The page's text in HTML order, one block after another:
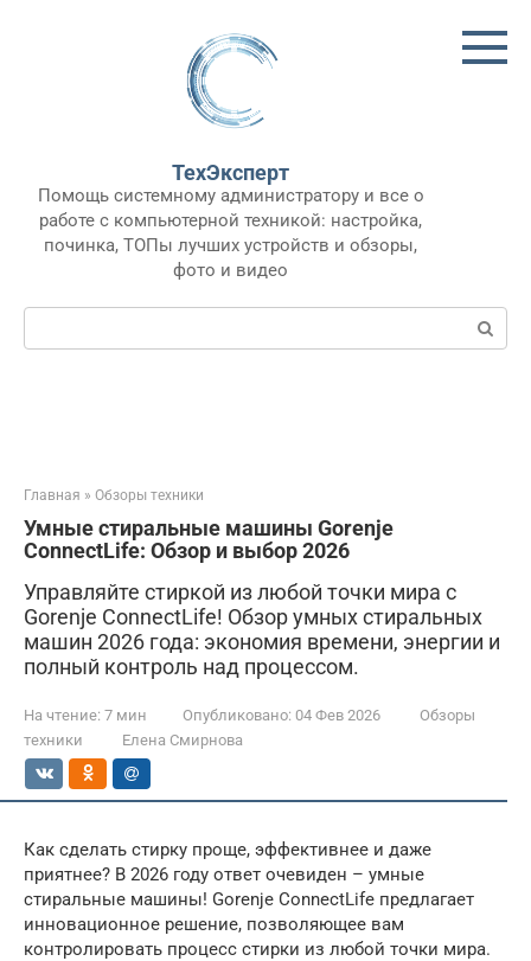
ТехЭксперт
Помощь системному администратору и все о
работе с компьютерной техникой: настройка,
починка, ТОПы лучших устройств и обзоры,
фото и видео
Поиск:
Главная » Обзоры техники
Умные стиральные машины Gorenje
ConnectLife: Обзор и выбор 2026
Управляйте стиркой из любой точки мира с
Gorenje ConnectLife! Обзор умных стиральных
машин 2026 года: экономия времени, энергии и
полный контроль над процессом.
На чтение: 7 мин Опубликовано: 04 Фев 2026
Обзоры
техники
Елена Смирнова
Как сделать стирку проще, эффективнее и даже
приятнее? В 2026 году ответ очевиден – умные
стиральные машины! Gorenje ConnectLife предлагает
инновационное решение, позволяющее вам
контролировать процесс стирки из любой точки мира.